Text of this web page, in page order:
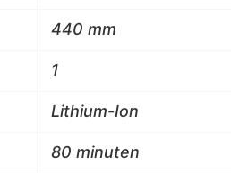
440 mm
1
Lithium-Ion
80 minuten